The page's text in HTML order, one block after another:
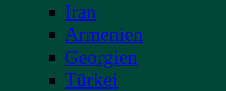
Iran
Armenien
Georgien
Türkei